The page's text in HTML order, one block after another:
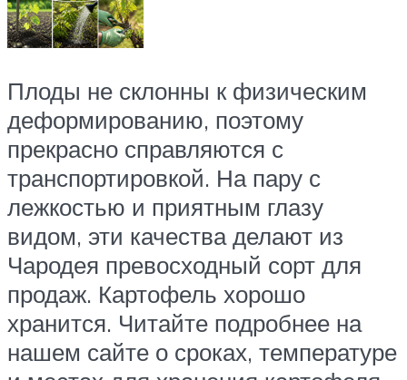
Плоды не склонны к физическим
деформированию, поэтому
прекрасно справляются с
транспортировкой. На пару с
лежкостью и приятным глазу
видом, эти качества делают из
Чародея превосходный сорт для
продаж. Картофель хорошо
хранится. Читайте подробнее на
нашем сайте о сроках, температуре